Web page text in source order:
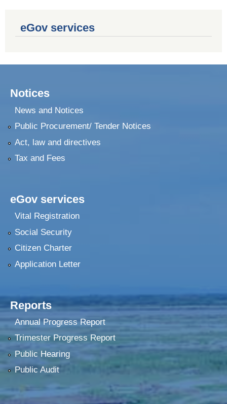
eGov services
Notices
News and Notices
Public Procurement/ Tender Notices
Act, law and directives
Tax and Fees
eGov services
Vital Registration
Social Security
Citizen Charter
Application Letter
Reports
Annual Progress Report
Trimester Progress Report
Public Hearing
Public Audit